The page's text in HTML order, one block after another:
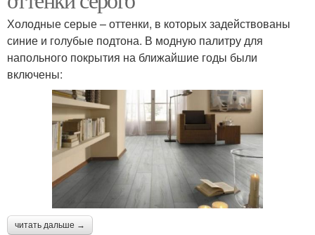
Холодные серые – оттенки, в которых задействованы
синие и голубые подтона. В модную палитру для
напольного покрытия на ближайшие годы были
включены:
читать дальше →